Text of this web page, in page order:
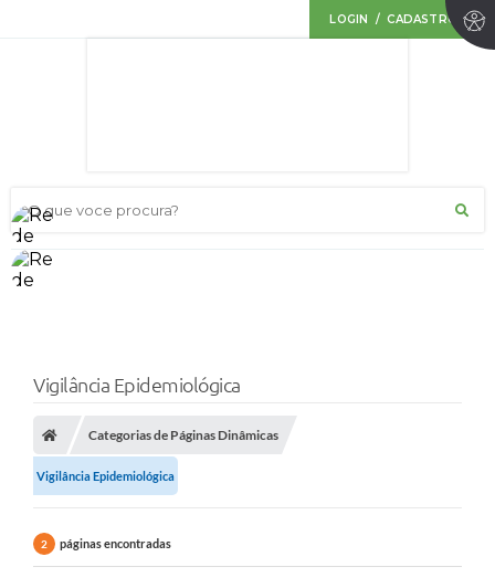
LOGIN / CADASTRO
O que voce procura?
Vigilância Epidemiológica
Categorias de Páginas Dinâmicas
Vigilância Epidemiológica
2 páginas encontradas